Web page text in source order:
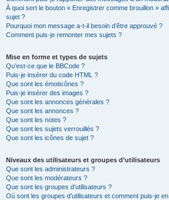
À quoi sert le bouton « Enregistrer comme brouillon »
sujet ?
Pourquoi mon message a-t-il besoin d’être approuvé ?
Comment puis-je remonter mes sujets ?
Mise en forme et types de sujets
Qu’est-ce que le BBCode ?
Puis-je insérer du code HTML ?
Que sont les émoticônes ?
Puis-je insérer des images ?
Que sont les annonces générales ?
Que sont les annonces ?
Que sont les notes ?
Que sont les sujets verrouillés ?
Que sont les icônes de sujet ?
Niveaux des utilisateurs et groupes d’utilisateurs
Que sont les administrateurs ?
Que sont les modérateurs ?
Que sont les groupes d’utilisateurs ?
Où sont les groupes d’utilisateurs et comment puis-je